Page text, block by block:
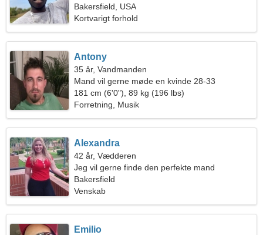
Bakersfield, USA
Kortvarigt forhold
Antony
35 år, Vandmanden
Mand vil gerne møde en kvinde 28-33
181 cm (6'0"), 89 kg (196 lbs)
Forretning, Musik
Alexandra
42 år, Vædderen
Jeg vil gerne finde den perfekte mand
Bakersfield
Venskab
Emilio